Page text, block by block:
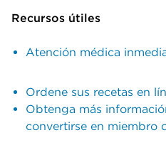
Recursos útiles
Atención médica
Ordene sus recetas en
Obtenga más
convertirse en miembro